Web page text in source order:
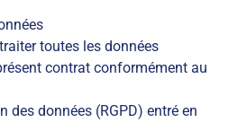
toutes les données
contrat conformément au
des données (RGPD) entré en